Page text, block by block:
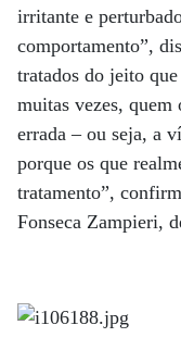
irritante e
comportamento”,
tratados do jeito
muitas vezes, quem
errada – ou seja, a
porque os que
tratamento”,
Fonseca Zampieri,